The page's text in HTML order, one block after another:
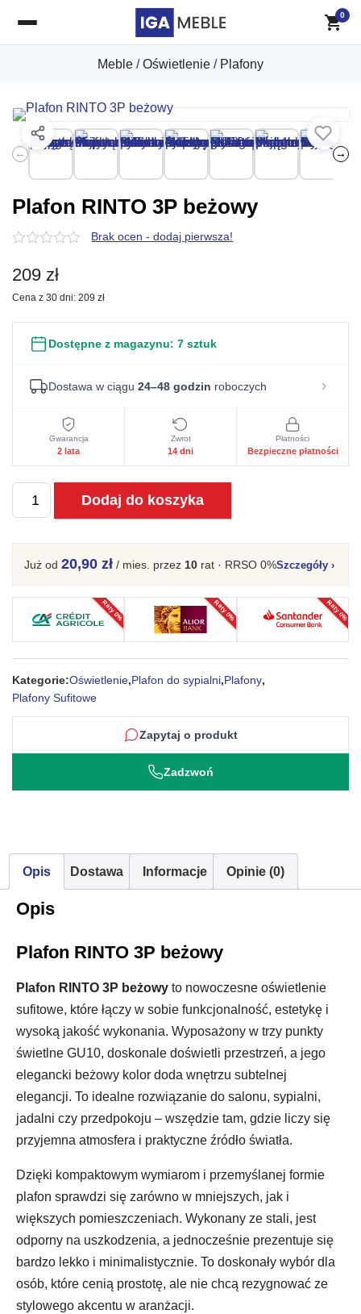
Meble /Oświetlenie / Plafony
← →
Plafon RINTO 3P beżowy
z
5
Brak ocen - dodaj pierwsza!
209 zł
Cena z 30 dni: 209 zł
Dostępne z magazynu: 7 sztuk
Dostawa w ciągu 24–48 godzin roboczych
Gwarancja
2 lata
Zwrot
14 dni
Płatności
Bezpieczne płatności
ilość
Plafon
3P
Dodaj do koszyka
Już od 20,90 zł / mies. przez 10 rat · RRSO 0%Szczegóły ›
Raty 0% Raty 0% Raty 0%
Kategorie:Oświetlenie,Plafon do sypialni,Plafony,
Plafony Sufitowe
Zapytaj o produkt
Zadzwoń
Opis Dostawa Informacje Opinie (0)
Opis
Plafon RINTO 3P beżowy
Plafon RINTO 3P beżowy to nowoczesne oświetlenie
sufitowe, które łączy w sobie funkcjonalność, estetykę i
wysoką jakość wykonania. Wyposażony w trzy punkty
świetlne GU10, doskonale doświetli przestrzeń, a jego
elegancki beżowy kolor doda wnętrzu subtelnej
elegancji. To idealne rozwiązanie do salonu, sypialni,
jadalni czy przedpokoju – wszędzie tam, gdzie liczy się
przyjemna atmosfera i praktyczne źródło światła.
Dzięki kompaktowym wymiarom i przemyślanej formie
plafon sprawdzi się zarówno w mniejszych, jak i
większych pomieszczeniach. Wykonany ze stali, jest
odporny na uszkodzenia, a jednocześnie prezentuje się
bardzo lekko i minimalistycznie. To doskonały wybór dla
osób, które cenią prostotę, ale nie chcą rezygnować ze
stylowego akcentu w aranżacji.
0